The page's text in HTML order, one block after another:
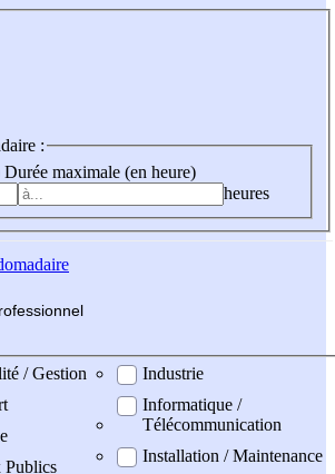
:
Durée maximale (en heure)
heures
fessionnel
/ Gestion
Publics
Industrie
Informatique /
Télécommunication
Installation / Maintenance